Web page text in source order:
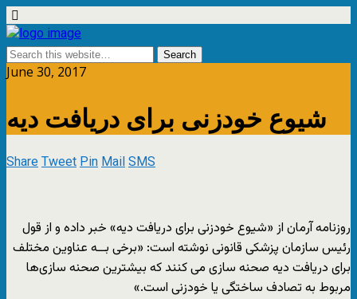
June 30, 2017
شیوع خودزنی برای دریافت دیه
ShareTweetPinMailSMS
روزنامه آرمان از «شیوع خودزنی برای دریافت دیه» خبر داده و از قول
رئیس سازمان پزشکی قانونی نوشته است: «برخی بــه عناوین مختلف
برای دریافت دیه صحنه سازی می کنند که بیشترین صحنه سازی‌ها
مربوط به تصادف ساختگی یا خودزنی است.»